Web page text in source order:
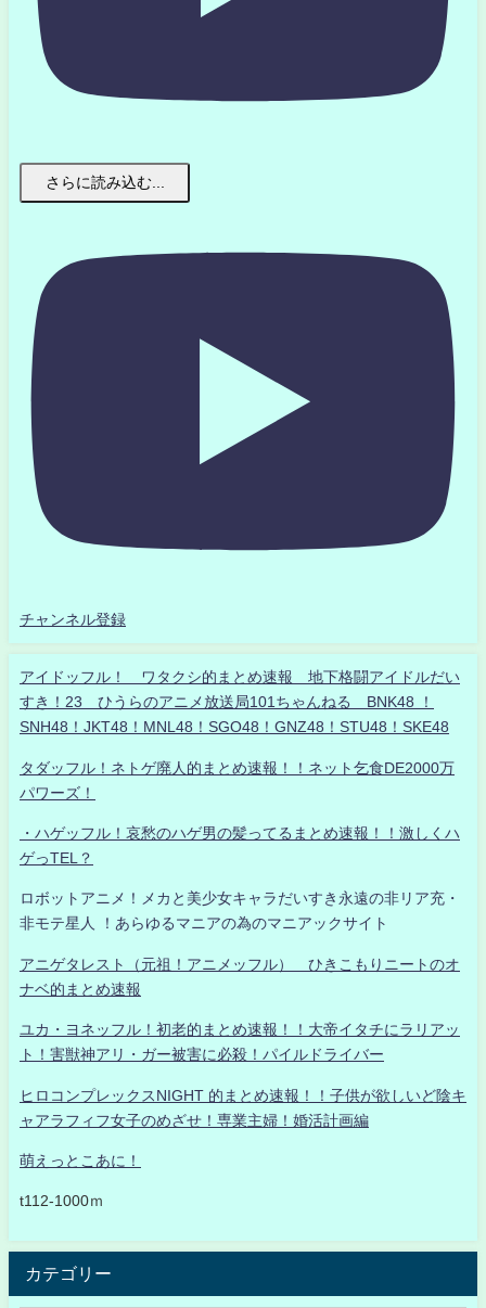
さらに読み込む...
チャンネル登録
アイドッフル！ ワタクシ的まとめ速報 地下格闘アイドルだい
すき！23 ひうらのアニメ放送局101ちゃんねる BNK48 ！
SNH48！JKT48！MNL48！SGO48！GNZ48！STU48！SKE48
タダッフル！ネトゲ廃人的まとめ速報！！ネット乞食DE2000万
パワーズ！
・ハゲッフル！哀愁のハゲ男の髪ってるまとめ速報！！激しくハ
ゲっTEL？
ロボットアニメ！メカと美少女キャラだいすき永遠の非リア充・
非モテ星人 ！あらゆるマニアの為のマニアックサイト
アニゲタレスト（元祖！アニメッフル） ひきこもりニートのオ
ナベ的まとめ速報
ユカ・ヨネッフル！初老的まとめ速報！！大帝イタチにラリアッ
ト！害獣神アリ・ガー被害に必殺！パイルドライバー
ヒロコンプレックスNIGHT 的まとめ速報！！子供が欲しいど陰キ
ャアラフィフ女子のめざせ！専業主婦！婚活計画編
萌えっとこあに！
t112-1000ｍ
カテゴリー